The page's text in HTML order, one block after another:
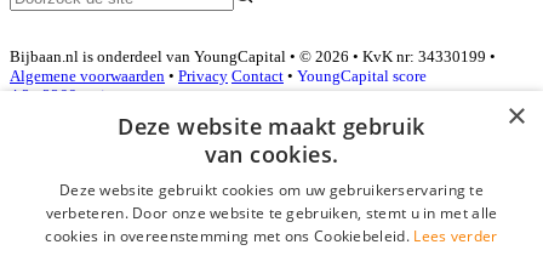
Bijbaan.nl is onderdeel van YoungCapital • © 2026 • KvK nr: 34330199 •
Algemene voorwaarden • Privacy Contact • YoungCapital score
4.3 - 3366 reviews
Inloggen als bedrijf
*
×
Deze website maakt gebruik
van cookies.
Deze website gebruikt cookies om uw gebruikerservaring te
verbeteren. Door onze website te gebruiken, stemt u in met alle
cookies in overeenstemming met ons Cookiebeleid. Lees verder